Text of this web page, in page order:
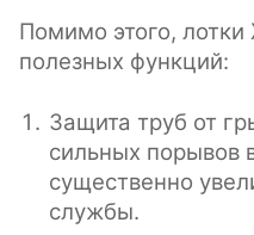
Помимо этого,
полезных функций:
Защита труб от
сильных порывов
существенно
службы.